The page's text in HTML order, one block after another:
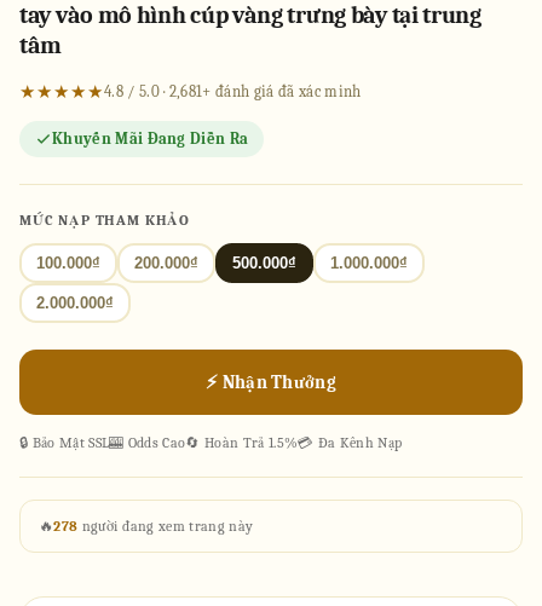
tay vào mô hình cúp vàng trưng bày tại trung
tâm
★★★★★4.8 / 5.0 · 2,681+ đánh giá đã xác minh
Khuyến Mãi Đang Diễn Ra
MỨC NẠP THAM KHẢO
100.000₫ 200.000₫ 500.000₫ 1.000.000₫
2.000.000₫
⚡ Nhận Thưởng
🔒 Bảo Mật SSL🎰 Odds Cao🔄 Hoàn Trả 1.5%💳 Đa Kênh Nạp
🔥278 người đang xem trang này